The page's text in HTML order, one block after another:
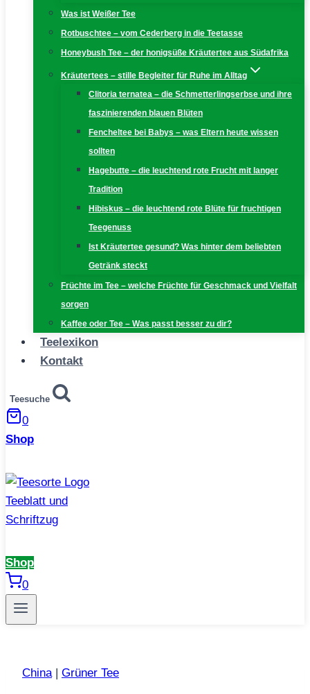
Was ist Weißer Tee
Rotbuschtee – vom Cederberg in die Teetasse
Honeybush Tee – der honigsüße Kräutertee aus Südafrika
Kräutertees – stille Begleiter für Ruhe im Alltag
Clitoria ternatea – die Schmetterlingserbse und ihre
faszinierenden blauen Blüten
Fencheltee bei Babys – was Eltern heute wissen
sollten
Hagebutte – die leuchtend rote Frucht mit langer
Tradition
Hibiskus – die leuchtend rote Blüte für fruchtigen
Teegenuss
Ist Kräutertee gesund? Was hinter dem beliebten
Getränk steckt
Früchte im Tee – welche Früchte für Geschmack und Vielfalt
sorgen
Kaffee oder Tee – Was passt besser zu dir?
Teelexikon
Kontakt
Teesuche
0
Shop
Shop
0
China| Grüner Tee